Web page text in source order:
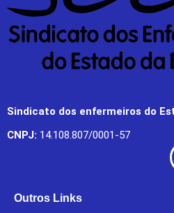
Sindicato dos enfermeiros do
CNPJ: 14.108.807/0001-57
Outros Links